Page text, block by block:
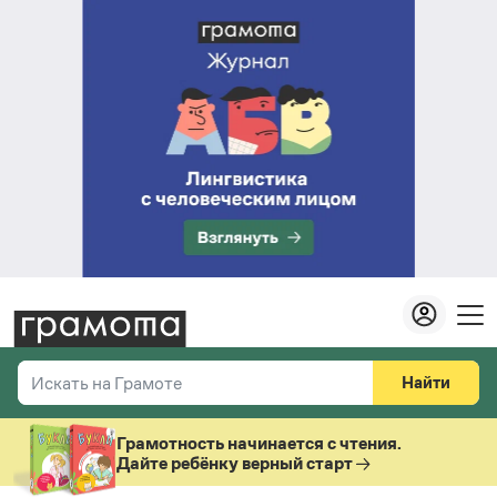
Искать на Грамоте
Справочная служба
Найти
Везде